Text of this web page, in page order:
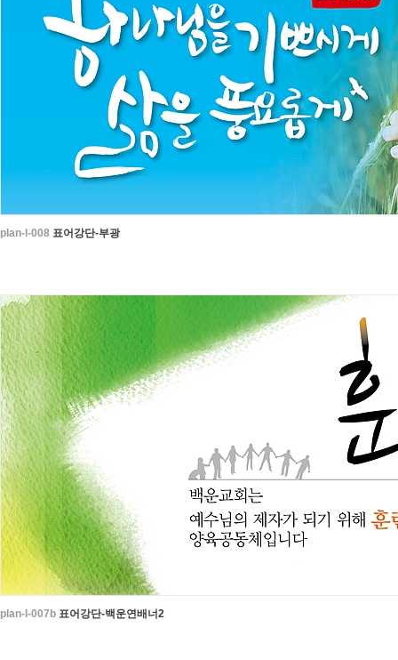
plan-l-008 표어강단-부광
plan-l-007b 표어강단-백운연배너2